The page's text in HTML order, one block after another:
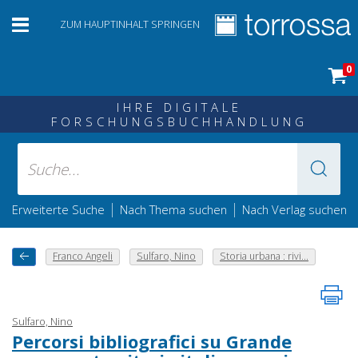
ZUM HAUPTINHALT SPRINGEN
0
IHRE DIGITALE
FORSCHUNGSBUCHHANDLUNG
Erweiterte Suche | Nach Thema suchen | Nach Verlag suchen
Franco Angeli Sulfaro, Nino Storia urbana : rivi...
Sulfaro, Nino
Percorsi bibliografici su Grande